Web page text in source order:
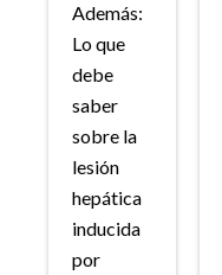
Además:
Lo que
debe
saber
sobre la
lesión
hepática
inducida
por